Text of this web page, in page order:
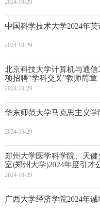
2024-10-29
中国科学技术大学2024年
2024-10-29
北京科技大学计算机与通信
项招聘“学科交叉”教师简章
2024-10-29
华东师范大学马克思主义
2024-10-29
郑州大学医学科学院、天
室(郑州大学)2024年度引才
2024-10-29
广西大学经济学院2024年